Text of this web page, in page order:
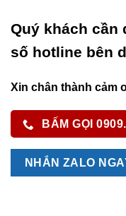
Quý khách cần
số hotline bên
Xin chân thành cảm
BẤM GỌI
NHẮN ZALO